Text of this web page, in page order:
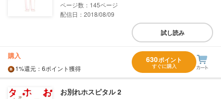
145
配信日：2018/08/09
試し読み
購入
1%還元 ：6ポイント獲得
630ポイント
すぐに購入
お別れホスピタル 2